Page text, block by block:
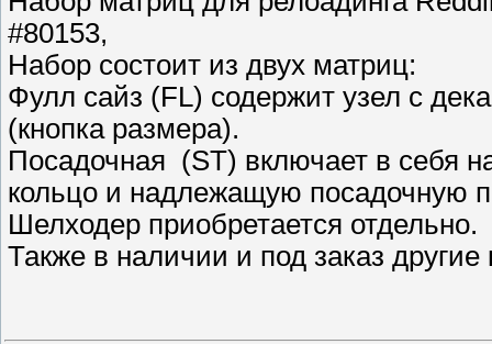
#80153,
Набор состоит из двух матриц:
Фулл сайз (FL) содержит узел с
(кнопка размера).
Посадочная (ST) включает в себя
кольцо и надлежащую посадочную
Шелходер приобретается отдельно.
Также в наличии и под заказ